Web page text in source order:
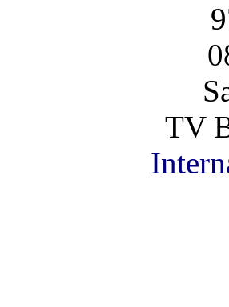
TV